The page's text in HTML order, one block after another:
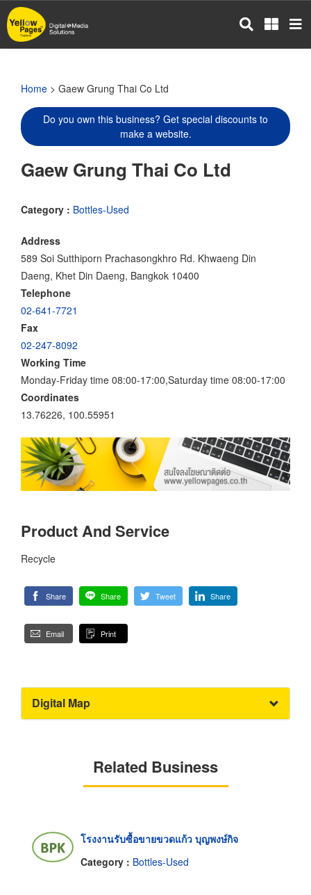
Skip
to
main
Home > Gaew Grung Thai Co Ltd
Do you own this business? Get special discounts to
make a website.
Gaew Grung Thai Co Ltd
Category : Bottles-Used
Address
589 Soi Sutthiporn Prachasongkhro Rd. Khwaeng Din
Daeng, Khet Din Daeng, Bangkok 10400
Telephone
02-641-7721
Fax
02-247-8092
Working Time
Monday-Friday time 08:00-17:00,Saturday time 08:00-17:00
Coordinates
13.76226, 100.55951
Product And Service
Recycle
Share Share Tweet Share
Email Print
Digital Map
Related Business
โรงงานรับซื้อขายขวดแก้ว บุญพงษ์กิจ
Category : Bottles-Used